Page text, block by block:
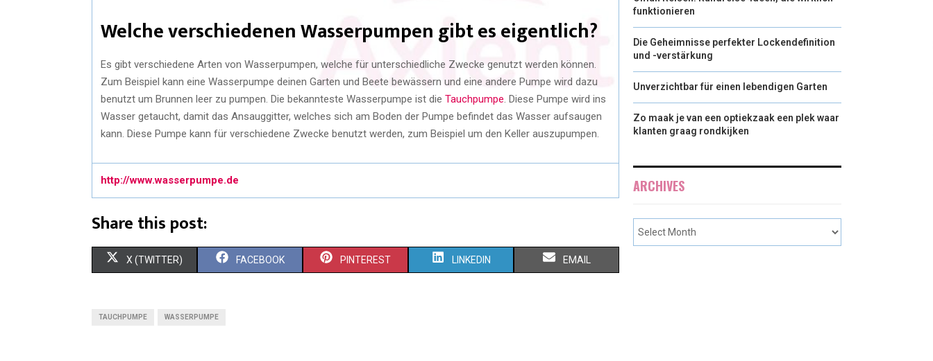
Welche verschiedenen Wasserpumpen gibt es eigentlich?
Es gibt verschiedene Arten von Wasserpumpen, welche für unterschiedliche Zwecke genutzt werden können.
Zum Beispiel kann eine Wasserpumpe deinen Garten und Beete bewässern und eine andere Pumpe wird dazu
benutzt um Brunnen leer zu pumpen. Die bekannteste Wasserpumpe ist die Tauchpumpe . Diese Pumpe wird ins
Wasser getaucht, damit das Ansauggitter, welches sich am Boden der Pumpe befindet das Wasser aufsaugen
kann. Diese Pumpe kann für verschiedene Zwecke benutzt werden, zum Beispiel um den Keller auszupumpen.
http://www.wasserpumpe.de
Share this post:
X (TWITTER) FACEBOOK PINTEREST LINKEDIN EMAIL
TAUCHPUMPE WASSERPUMPE
funktionieren
Die Geheimnisse perfekter Lockendefinition
und -verstärkung
Unverzichtbar für einen lebendigen Garten
Zo maak je van een optiekzaak een plek waar
klanten graag rondkijken
ARCHIVES